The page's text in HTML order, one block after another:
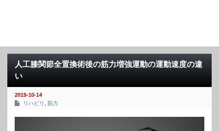
人工膝関節全置換術後の筋力増強運動の運動速度の違
い
2019-10-14
リハビリ
筋力